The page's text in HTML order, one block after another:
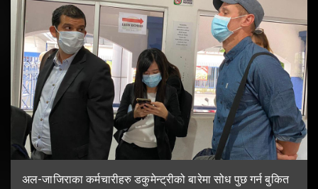
अल-जाजिराका कर्मचारीहरु डकुमेन्ट्रीको बारेमा सोध पुछ गर्न बुकित